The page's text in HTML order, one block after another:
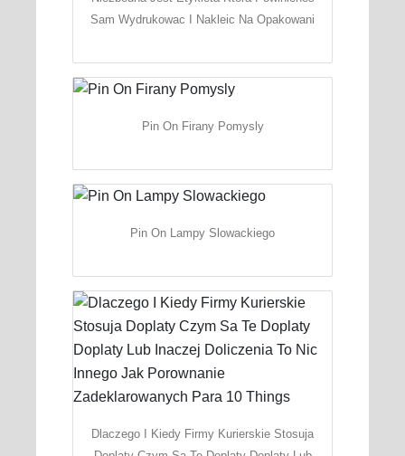
Sam Wydrukowac I Nakleic Na Opakowani
Pin On Firany Pomysly
Pin On Lampy Slowackiego
Dlaczego I Kiedy Firmy Kurierskie Stosuja